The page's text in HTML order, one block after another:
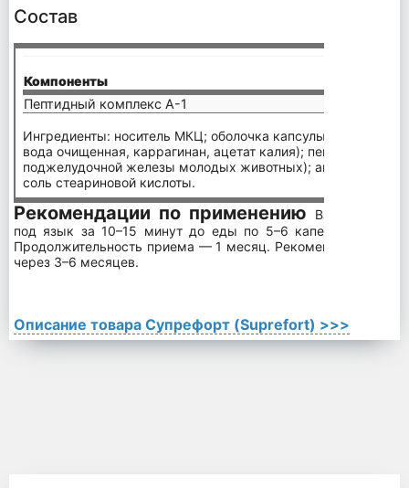
Состав
Компоненты
Пептидный комплекс А-1
Ингредиенты: носитель МКЦ; оболочка капсулы
вода очищенная, каррагинан, ацетат калия); пептидный
поджелудочной железы молодых животных);
соль стеариновой кислоты.
Рекомендации по применению
Взрослым
под язык за 10–15 минут до еды по 5–6 капель
Продолжительность приема — 1 месяц. Рекомендуется
через 3–6 месяцев.
Описание товара Супрефорт (Suprefort) >>>